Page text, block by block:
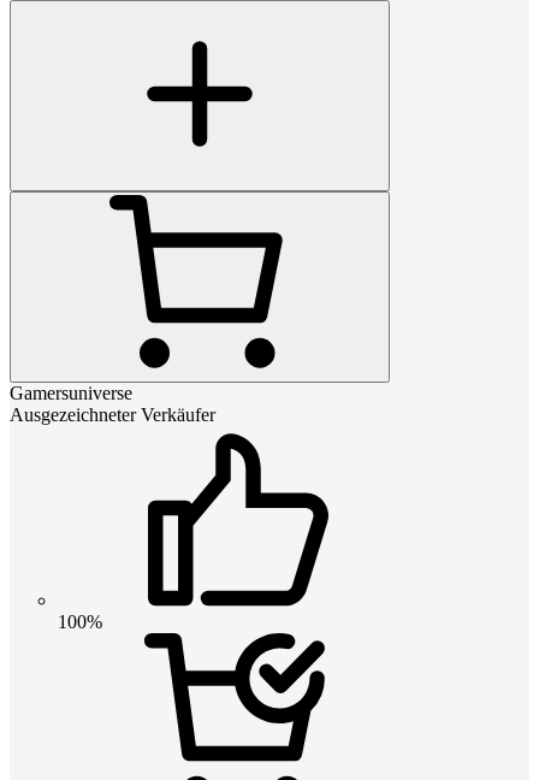
Gamersuniverse
Ausgezeichneter Verkäufer
100%